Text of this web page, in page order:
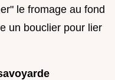
le fromage au fond
un bouclier pour lier